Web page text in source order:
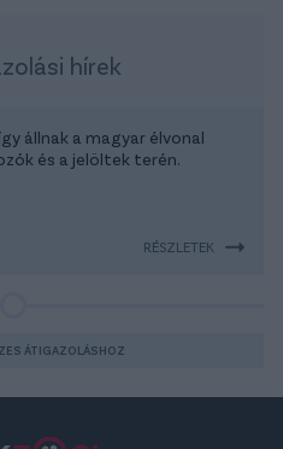
hírek
állnak a magyar élvonal
és a jelöltek terén.
RÉSZLETEK
ÁTIGAZOLÁSHOZ